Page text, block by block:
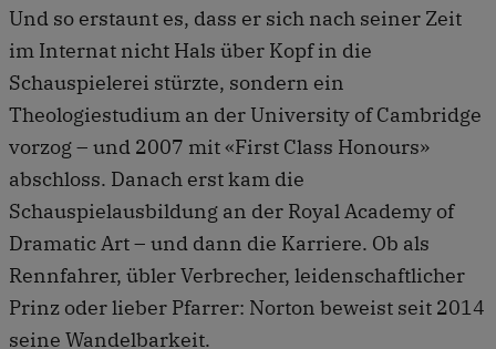
Und so erstaunt es, dass er sich nach seiner Zeit
im Internat nicht Hals über Kopf in die
Schauspielerei stürzte, sondern ein
Theologiestudium an der University of Cambridge
vorzog – und 2007 mit «First Class Honours»
abschloss. Danach erst kam die
Schauspielausbildung an der Royal Academy of
Dramatic Art – und dann die Karriere. Ob als
Rennfahrer, übler Verbrecher, leidenschaftlicher
Prinz oder lieber Pfarrer: Norton beweist seit 2014
seine Wandelbarkeit.